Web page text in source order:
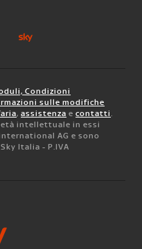
Condizioni
sulle modifiche
, assistenza e contatti.
intellettuale in essi
AG e sono
Italia - P.IVA